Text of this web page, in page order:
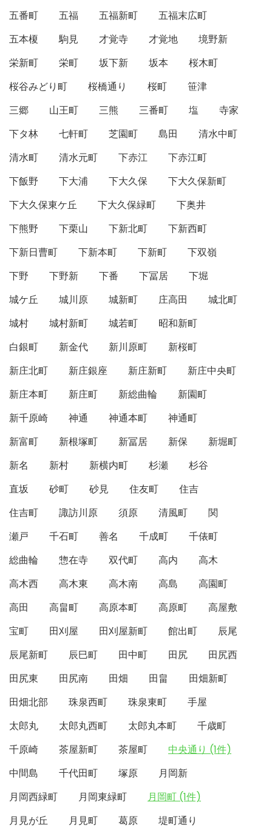
五番町
五福 五福新町
五福末広町
五本榎
駒見 才覚寺 才覚地
境野新
栄新町
栄町 坂下新 坂本
桜木町
桜谷みどり町
桜橋通り 桜町
笹津
三郷
山王町 三熊 三番町 塩
寺家
下タ林
七軒町 芝園町 島田
清水中町
清水町
清水元町 下赤江
下赤江町
下飯野
下大浦 下大久保
下大久保新町
下大久保東ケ丘
下大久保緑町
下奥井
下熊野
下栗山 下新北町
下新西町
下新日曹町
下新本町 下新町
下双嶺
下野
下野新 下番 下冨居
下堀
城ケ丘
城川原 城新町 庄高田
城北町
城村
城村新町 城若町
昭和新町
白銀町
新金代 新川原町
新桜町
新庄北町
新庄銀座 新庄新町
新庄中央町
新庄本町
新庄町 新総曲輪
新園町
新千原崎
神通 神通本町
神通町
新富町
新根塚町 新冨居 新保
新堀町
新名
新村 新横内町 杉瀬
杉谷
直坂
砂町 砂見 住友町
住吉
住吉町
諏訪川原 須原 清風町
関
瀬戸
千石町 善名 千成町
千俵町
総曲輪
惣在寺 双代町 高内
高木
高木西
高木東 高木南 高島
高園町
高田
高畠町 高原本町 高原町
高屋敷
宝町
田刈屋 田刈屋新町 館出町
辰尾
辰尾新町
辰巳町 田中町 田尻
田尻西
田尻東
田尻南 田畑 田畠
田畑新町
田畑北部
珠泉西町 珠泉東町
手屋
太郎丸
太郎丸西町 太郎丸本町
千歳町
千原崎
茶屋新町 茶屋町
中央通り (1件)
中間島
千代田町 塚原
月岡新
月岡西緑町
月岡東緑町
月岡町 (1件)
月見が丘
月見町 葛原
堤町通り